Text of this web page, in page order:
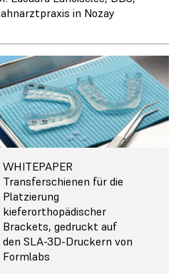
in Nozay
WHITEPAPER
Transferschienen für die
Platzierung
kieferorthopädischer
Brackets, gedruckt auf
den SLA-3D-Druckern von
Formlabs